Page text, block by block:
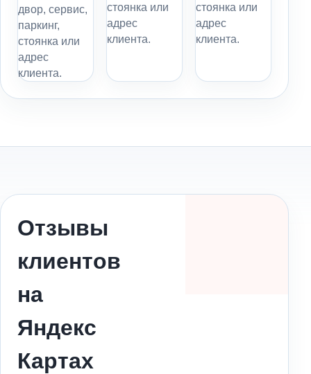
двор, сервис,
паркинг,
стоянка или
адрес
клиента.
стоянка или
адрес
клиента.
стоянка или
адрес
клиента.
Отзывы
клиентов
на
Яндекс
Картах